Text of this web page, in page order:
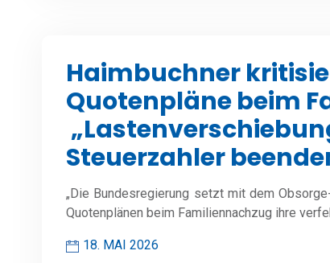
Haimbuchner
Quotenpläne beim
Steuerzahler
„Die Bundesregierung setzt mit dem
Quotenplänen beim Familiennachzug ihre
18. MAI 2026